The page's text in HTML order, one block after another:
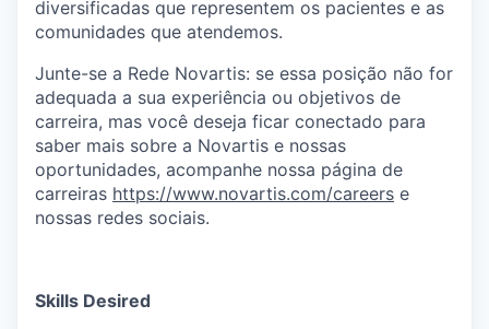
diversificadas que representem os pacientes e as
comunidades que atendemos.
Junte-se a Rede Novartis: se essa posição não for
adequada a sua experiência ou objetivos de
carreira, mas você deseja ficar conectado para
saber mais sobre a Novartis e nossas
oportunidades, acompanhe nossa página de
carreiras https://www.novartis.com/careers e
nossas redes sociais.
Skills Desired